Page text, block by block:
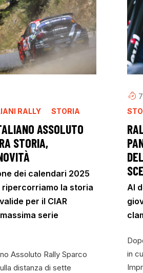
RALLY
STORIA
ASSOLUTO
STORIA,
dei calendari 2025
ripercorriamo la storia
per il CIAR
serie
Assoluto Rally Sparco
distanza di sette
7
Al
in